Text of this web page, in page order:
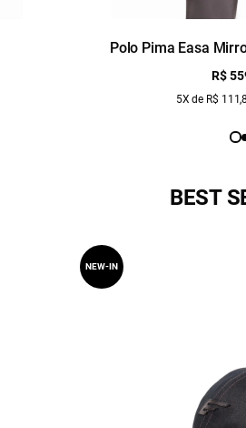
Polo Pima Easa
R$
5X de R$
BEST
NEW-IN